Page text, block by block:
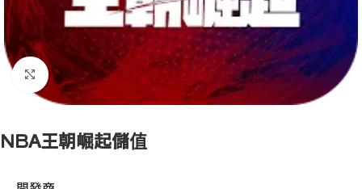
點擊放大
NBA王朝崛起儲值